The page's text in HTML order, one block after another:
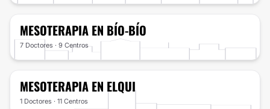
MESOTERAPIA EN BÍO-BÍO
7 Doctores · 9 Centros
MESOTERAPIA EN ELQUI
1 Doctores · 11 Centros